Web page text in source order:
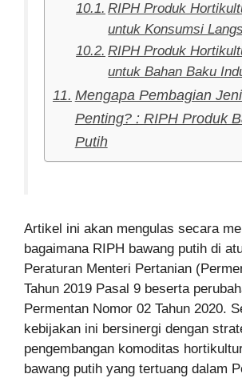
RIPH Produk
untuk Konsumsi
RIPH Produk
untuk Bahan Baku
Mengapa Pembagian
Penting? : RIPH Produk
Putih
Artikel ini akan mengulas secara
bagaimana RIPH bawang putih di
Peraturan Menteri Pertanian
Tahun 2019 Pasal 9 beserta
Permentan Nomor 02 Tahun 2020.
kebijakan ini bersinergi dengan
pengembangan komoditas
bawang putih yang tertuang dalam